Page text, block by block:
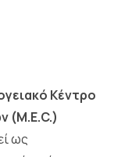
Κέντρο
(M.E.C.)
ως